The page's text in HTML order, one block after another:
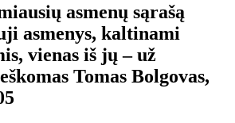
asmenų sąrašą
asmenys, kaltinami
vienas iš jų – už
Tomas Bolgovas,